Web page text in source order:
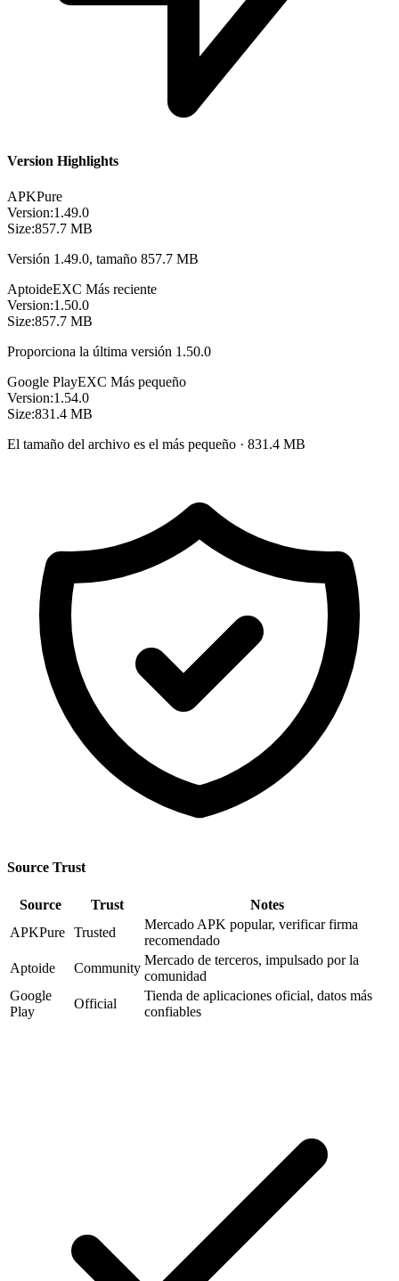
Version Highlights
APKPure
Version:1.49.0
Size:857.7 MB
Versión 1.49.0, tamaño 857.7 MB
AptoideEXC Más reciente
Version:1.50.0
Size:857.7 MB
Proporciona la última versión 1.50.0
Google PlayEXC Más pequeño
Version:1.54.0
Size:831.4 MB
El tamaño del archivo es el más pequeño · 831.4 MB
Source Trust
Source Trust
Notes
APKPure Trusted
Mercado APK popular, verificar firma
recomendado
Aptoide
Community
Mercado de terceros, impulsado por la
comunidad
Google
Play
Official
Tienda de aplicaciones oficial, datos más
confiables